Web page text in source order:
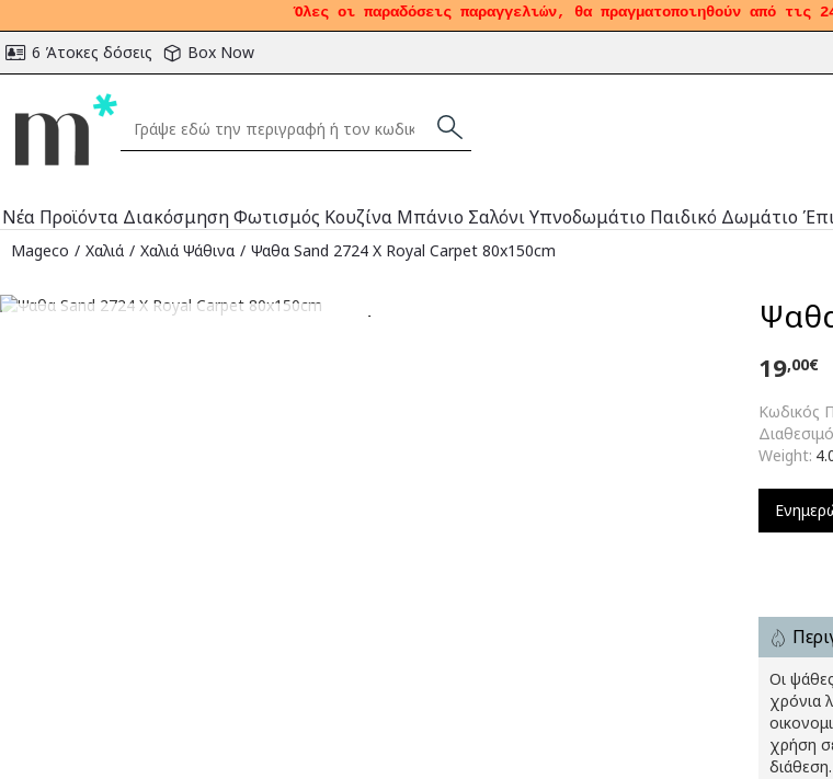
Όλες οι παραδόσεις παραγγελιών, θα πραγματοποιηθούν από τις
6 Άτοκες δόσεις Box Now
Νέα Προϊόντα ΔιακόσμησηΦωτισμός Κουζίνα Μπάνιο ΣαλόνιΥπνοδωμάτιο Παιδικό Δωμάτιο
Mageco Χαλιά Χαλιά Ψάθινα Ψαθα Sand 2724 X Royal Carpet 80x150cm
Αναμένεται
Κωδικός
Weight:
19,00€
Οι
χρόνια
χρήση
διάθεση.